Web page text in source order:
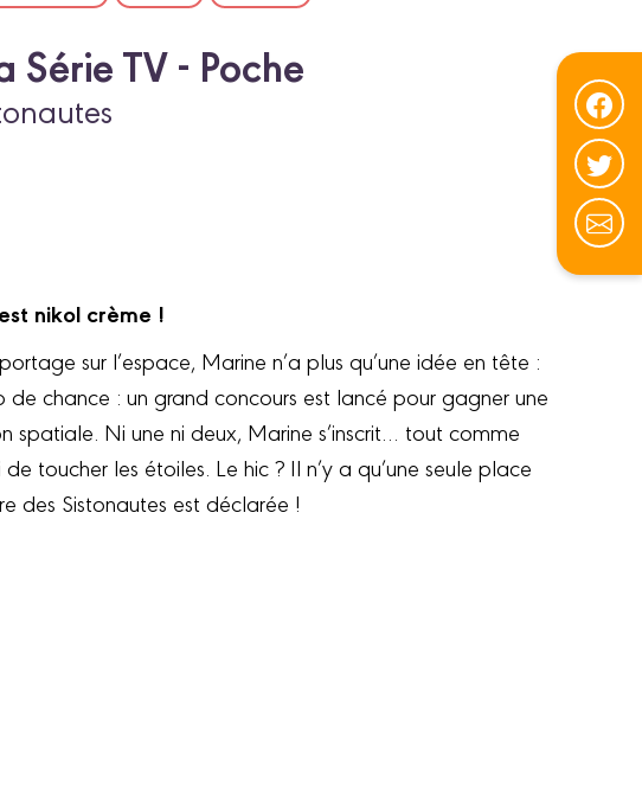
Série TV - Poche
nikol crème !
sur l’espace, Marine n’a plus qu’une idée en tête :
chance : un grand concours est lancé pour gagner une
spatiale. Ni une ni deux, Marine s’inscrit… tout comme
toucher les étoiles. Le hic ? Il n’y a qu’une seule place
des Sistonautes est déclarée !